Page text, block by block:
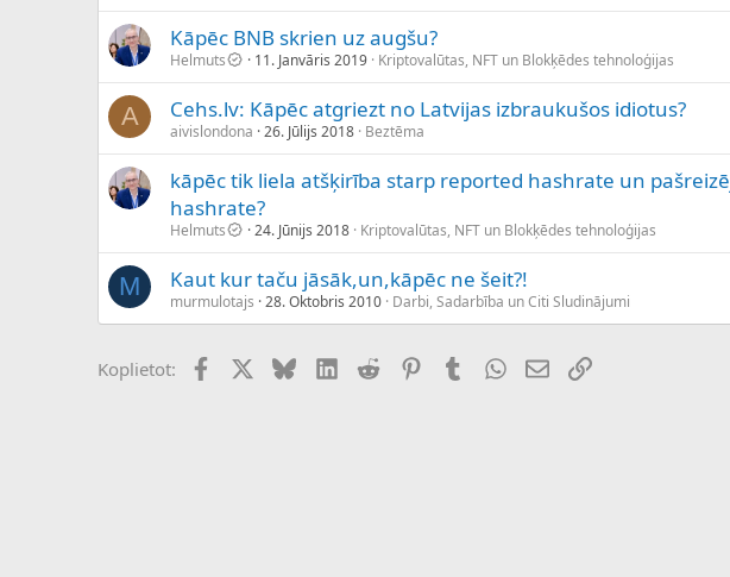
Kāpēc BNB skrien uz augšu?
Helmuts 11. Janvāris 2019 Kriptovalūtas, NFT un Blokķēdes tehnoloģijas
A Cehs.lv: Kāpēc atgriezt no Latvijas izbraukušos idiotus?
aivislondona 26. Jūlijs 2018 Beztēma
kāpēc tik liela atšķirība starp reported hashrate un
hashrate?
Helmuts 24. Jūnijs 2018 Kriptovalūtas, NFT un Blokķēdes tehnoloģijas
M Kaut kur taču jāsāk,un,kāpēc ne šeit?!
murmulotajs 28. Oktobris 2010 Darbi, Sadarbība un Citi Sludinājumi
Koplietot: FacebookX (Twitter)
BlueskyLinkedIn
Reddit PinterestTumblrWhatsApp
E-pastsSaiti